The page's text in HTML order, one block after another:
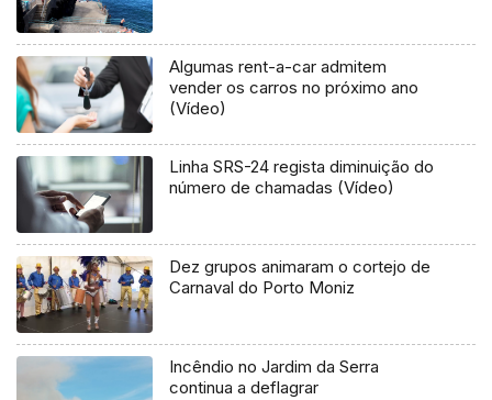
Algumas rent-a-car admitem
vender os carros no próximo ano
(Vídeo)
Linha SRS-24 regista diminuição do
número de chamadas (Vídeo)
Dez grupos animaram o cortejo de
Carnaval do Porto Moniz
Incêndio no Jardim da Serra
continua a deflagrar